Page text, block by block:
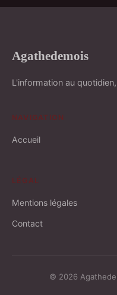
Agathedemois
L'information au
NAVIGATION
Accueil
LÉGAL
Mentions légales
Contact
© 2026